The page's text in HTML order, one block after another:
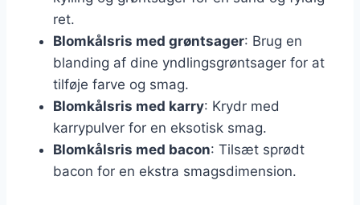
ret.
Blomkålsris med grøntsager: Brug en
blanding af dine yndlingsgrøntsager for at
tilføje farve og smag.
Blomkålsris med karry: Krydr med
karrypulver for en eksotisk smag.
Blomkålsris med bacon: Tilsæt sprødt
bacon for en ekstra smagsdimension.